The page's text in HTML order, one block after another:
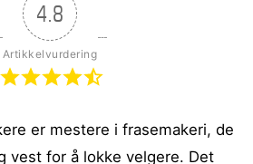
4.8
Artikkelvurdering
er mestere i frasemakeri, de
vest for å lokke velgere. Det